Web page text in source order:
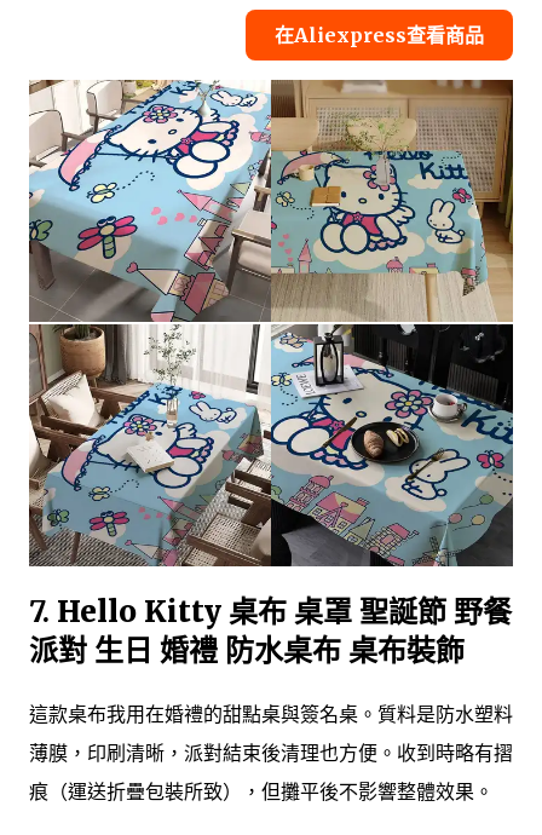
在Aliexpress查看商品
7. Hello Kitty 桌布 桌罩 聖誕節 野餐
派對 生日 婚禮 防水桌布 桌布裝飾
這款桌布我用在婚禮的甜點桌與簽名桌。質料是防水塑料
薄膜，印刷清晰，派對結束後清理也方便。收到時略有摺
痕（運送折疊包裝所致），但攤平後不影響整體效果。